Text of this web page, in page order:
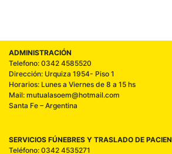
ADMINISTRACIÓN
Telefono: 0342 4585520
Dirección: Urquiza 1954- Piso 1
Horarios: Lunes a Viernes de 8 a 15 hs
Mail: mutualasoem@hotmail.com
Santa Fe – Argentina
SERVICIOS FÚNEBRES Y TRASLADO DE
Teléfono: 0342 4535271